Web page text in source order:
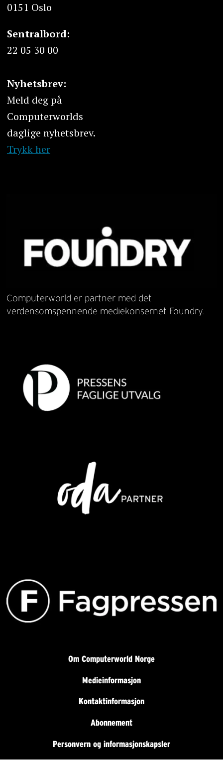
0151 Oslo
Sentralbord:
22 05 30 00
Nyhetsbrev:
Meld deg på
Computerworlds
daglige nyhetsbrev.
Trykk her
Computerworld er partner med det
verdensomspennende mediekonsernet Foundry.
Om Computerworld Norge
Medieinformasjon
Kontaktinformasjon
Abonnement
Personvern og informasjonskapsler